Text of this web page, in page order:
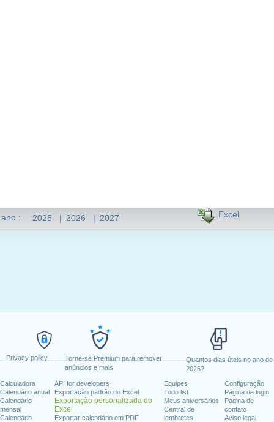
Privacy policy
Torne-se Premium para remover
anúncios e mais
Quantos dias úteis no ano de
2026?
Calculadora
Calendário anual
Calendário
mensal
Calendário
API for developers
Exportação padrão do Excel
Exportação personalizada do
Excel
Exportar calendário em PDF
Equipes
Todo list
Meus aniversários
Central de
lembretes
Configuração
Página de login
Página de
contato
Aviso legal
: 2025 | 2026 | 2027 Excel